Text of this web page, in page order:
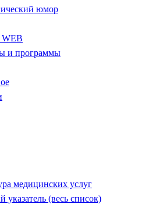
юмор
WEB
и программы
медицинских услуг
указатель (весь список)